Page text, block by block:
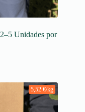
Unidades por
5,52 €/kg